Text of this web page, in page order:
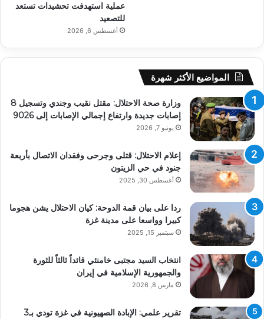
عملية استهدفت تحشيدات تستعد
للتصعيد
أغسطس 6, 2026
المواضيع الأكثر شهرة
وزارة صحة الاحتلال: مقتل نقيب وجندي وتسجيل 8
إصابات جديدة وارتفاع إجمالي الإصابات إلى 9026
يونيو 7, 2026
إعلام الاحتلال: قتلى وجرحى وفقدان الاتصال بأربعة
جنود في حي الزيتون
أغسطس 30, 2025
ردا على بيان قمة الدوحة: كيان الاحتلال يشن هجوما
كبيرا وواسعا على مدينة غزة
سبتمبر 15, 2025
انتخاب السيد مجتبى خامنئي قائداً ثالثاً للثورة
والجمهورية الإسلامية في إيران
مارس 8, 2026
تقرير علمي: الإبادة الصهيونية في غزة تودي بـ3